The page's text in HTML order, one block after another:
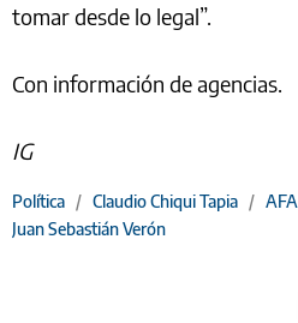
tomar desde lo legal”.
Con información de agencias.
IG
Política / Claudio Chiqui Tapia / AFA
Juan Sebastián Verón